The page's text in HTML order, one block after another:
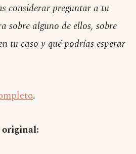
considerar preguntar a tu
sobre alguno de ellos, sobre
tu caso y qué podrías esperar
.
original: